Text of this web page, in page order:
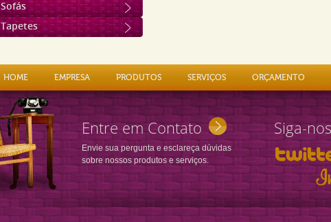
Sofás
Tapetes
HOME EMPRESA PRODUTOS SERVIÇOS ORÇAMENTO
Entre em Contato
Envie sua pergunta e esclareça dúvidas
sobre nossos produtos e serviços.
Siga-nos